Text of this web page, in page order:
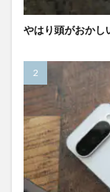
やはり頭がおかし